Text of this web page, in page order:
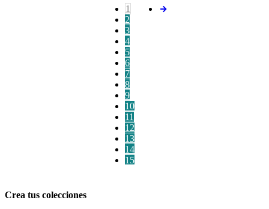
1
2
3
4
5
6
7
8
9
10
11
12
13
14
15
Crea tus colecciones